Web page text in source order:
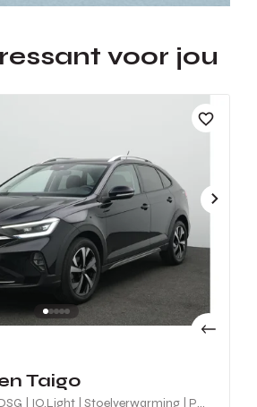
voor jou
Taigo
1.0 TSI 110pk Style DSG | IQ.Light | Stoelverwarming | Parkeersensoren voor/achter | Digitaal Cockpit | Adaptive Cruise |